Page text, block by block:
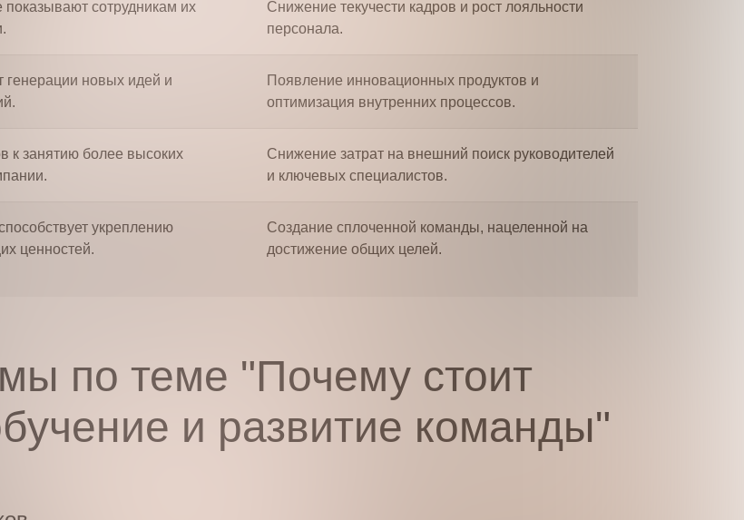
показывают сотрудникам их
Снижение текучести кадров и рост лояльности
персонала.
генерации новых идей и
Появление инновационных продуктов и
оптимизация внутренних процессов.
к занятию более высоких
Снижение затрат на внешний поиск руководителей
и ключевых специалистов.
укреплению
ценностей.
Создание сплоченной команды, нацеленной на
достижение общих целей.
по теме "Почему стоит
и развитие команды"